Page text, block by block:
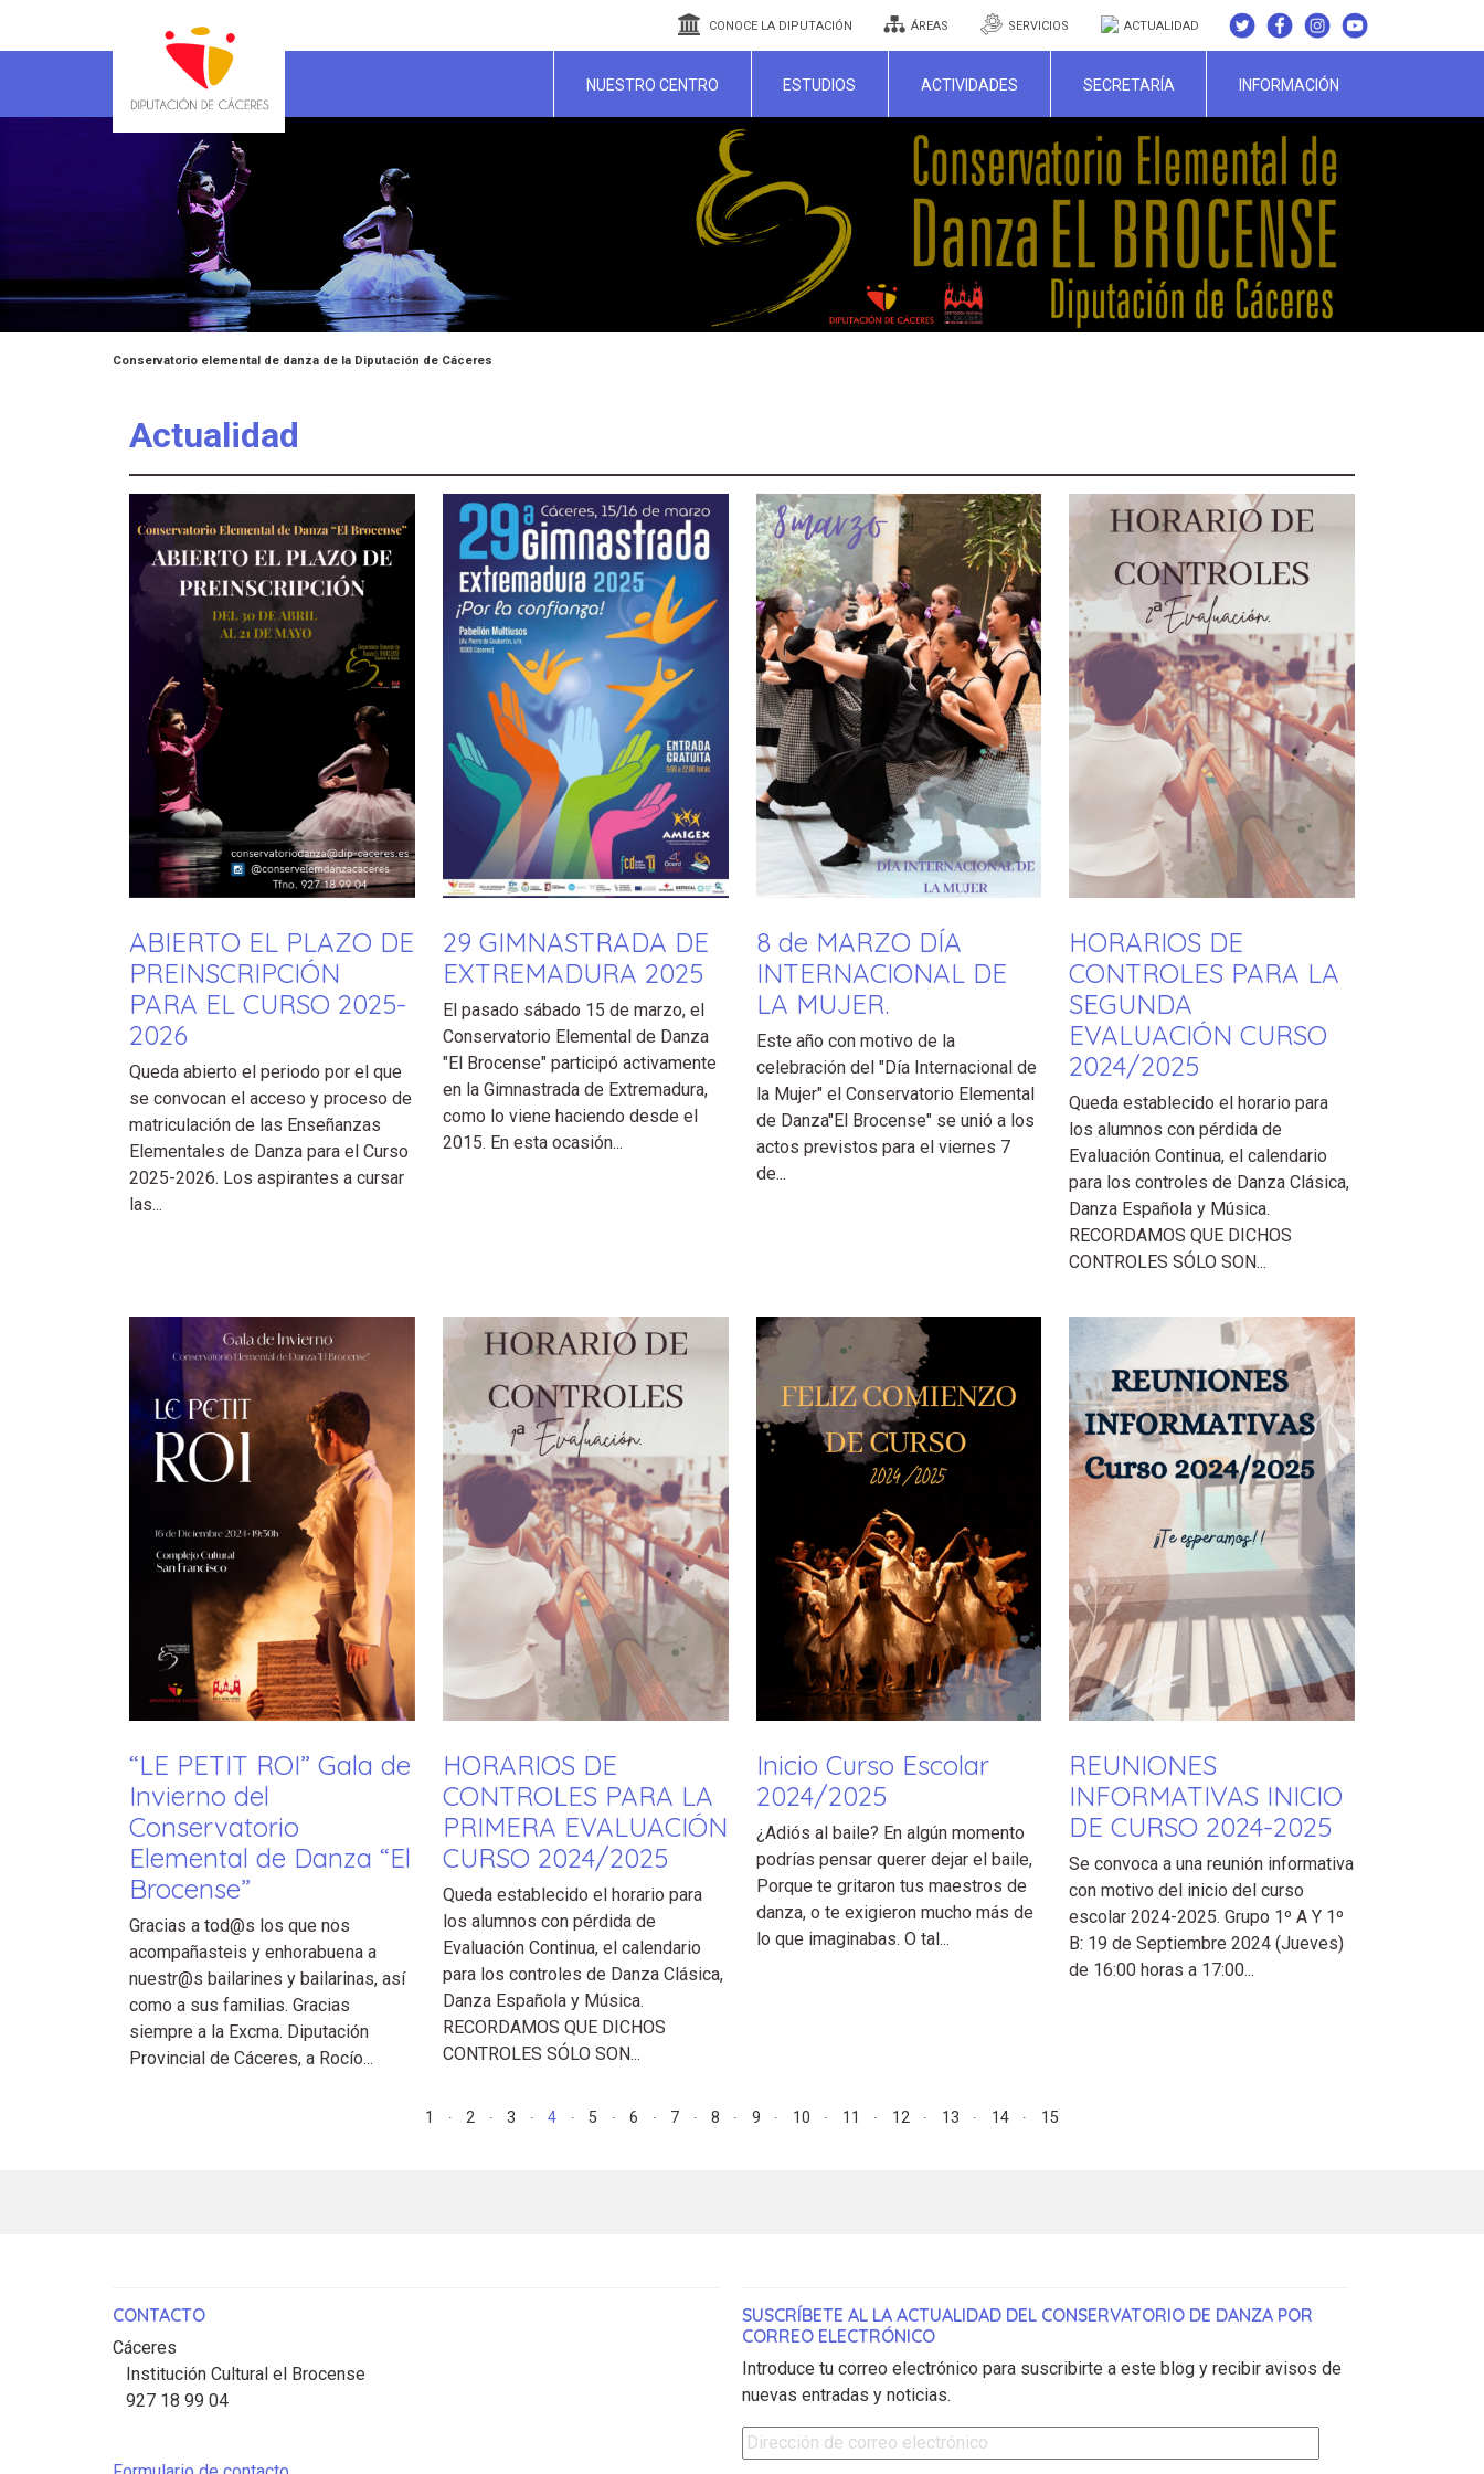
CONOCE LA DIPUTACIÓN ÁREAS SERVICIOS ACTUALIDAD
NUESTRO CENTRO ESTUDIOS ACTIVIDADES SECRETARÍA INFORMACIÓN
Conservatorio elemental de danza de la Diputación de Cáceres
Actualidad
ABIERTO EL PLAZO DE
PREINSCRIPCIÓN
PARA EL CURSO 2025-
2026
Queda abierto el periodo por el que
se convocan el acceso y proceso de
matriculación de las Enseñanzas
Elementales de Danza para el Curso
2025-2026. Los aspirantes a cursar
las...
29 GIMNASTRADA DE
EXTREMADURA 2025
El pasado sábado 15 de marzo, el
Conservatorio Elemental de Danza
"El Brocense" participó activamente
en la Gimnastrada de Extremadura,
como lo viene haciendo desde el
2015. En esta ocasión...
8 de MARZO DÍA
INTERNACIONAL DE
LA MUJER.
Este año con motivo de la
celebración del "Día Internacional de
la Mujer" el Conservatorio Elemental
de Danza"El Brocense" se unió a los
actos previstos para el viernes 7
de...
HORARIOS DE
CONTROLES PARA LA
SEGUNDA
EVALUACIÓN CURSO
2024/2025
Queda establecido el horario para
los alumnos con pérdida de
Evaluación Continua, el calendario
para los controles de Danza Clásica,
Danza Española y Música.
RECORDAMOS QUE DICHOS
CONTROLES SÓLO SON...
“LE PETIT ROI” Gala de
Invierno del
Conservatorio
Elemental de Danza “El
Brocense”
Gracias a tod@s los que nos
acompañasteis y enhorabuena a
nuestr@s bailarines y bailarinas, así
como a sus familias. Gracias
siempre a la Excma. Diputación
Provincial de Cáceres, a Rocío...
HORARIOS DE
CONTROLES PARA LA
PRIMERA EVALUACIÓN
CURSO 2024/2025
Queda establecido el horario para
los alumnos con pérdida de
Evaluación Continua, el calendario
para los controles de Danza Clásica,
Danza Española y Música.
RECORDAMOS QUE DICHOS
CONTROLES SÓLO SON...
Inicio Curso Escolar
2024/2025
¿Adiós al baile? En algún momento
podrías pensar querer dejar el baile,
Porque te gritaron tus maestros de
danza, o te exigieron mucho más de
lo que imaginabas. O tal...
REUNIONES
INFORMATIVAS INICIO
DE CURSO 2024-2025
Se convoca a una reunión informativa
con motivo del inicio del curso
escolar 2024-2025. Grupo 1º A Y 1º
B: 19 de Septiembre 2024 (Jueves)
de 16:00 horas a 17:00...
1 2 3 4 5 6 7 8 9 10 11 12 13 14 15
CONTACTO
Cáceres
Institución Cultural el Brocense
927 18 99 04
SUSCRÍBETE AL LA ACTUALIDAD DEL CONSERVATORIO DE DANZA POR
CORREO ELECTRÓNICO
Introduce tu correo electrónico para suscribirte a este blog y recibir avisos de
nuevas entradas y noticias.
Dirección de correo electrónico